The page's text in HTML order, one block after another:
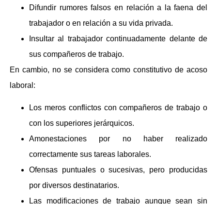
Difundir rumores falsos en relación a la faena del
trabajador o en relación a su vida privada.
Insultar al trabajador continuadamente delante de
sus compañeros de trabajo.
En cambio, no se considera como constitutivo de acoso
laboral:
Los meros conflictos con compañeros de trabajo o
con los superiores jerárquicos.
Amonestaciones por no haber realizado
correctamente sus tareas laborales.
Ofensas puntuales o sucesivas, pero producidas
por diversos destinatarios.
Las modificaciones de trabajo aunque sean sin